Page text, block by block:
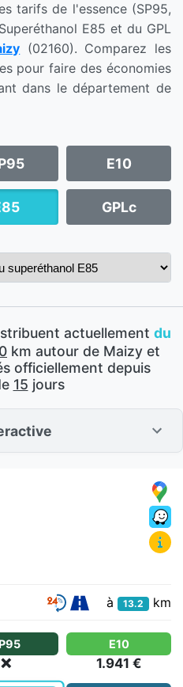
tarifs de l'essence (SP95,
E85 et du GPL
(02160). Comparez les
pour faire des économies
dans le département de
E10
GPLc
actuellement du
km autour de Maizy et
officiellement depuis
15 jours
à 13.2 km
❌
E10
1.941 €